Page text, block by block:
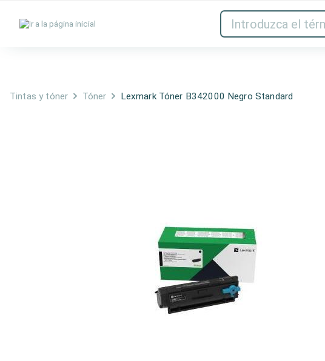
Red Audio y vídeo
Tintas y tóner Tóner Lexmark Tóner B342000 Negro Standard